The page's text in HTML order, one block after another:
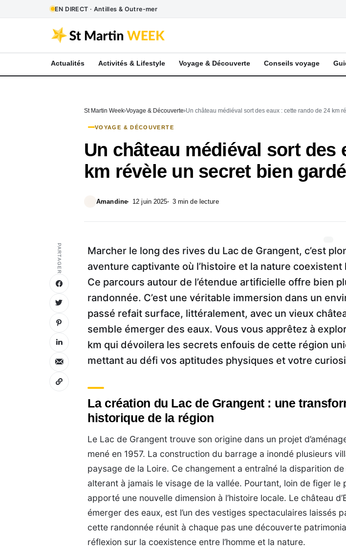
EN DIRECT · Antilles & Outre-mer
Actualités Activités & Lifestyle Voyage & Découverte Conseils voyage
St Martin Week Voyage & Découverte Un château médiéval sort des eaux : cette rando de 24 km
VOYAGE & DÉCOUVERTE
Un château médiéval sort des
km révèle un secret bien gardé
Amandine 12 juin 2025 3 min de lecture
PARTAGER
Marcher le long des rives du Lac de Grangent, c’est
aventure captivante où l’histoire et la nature
Ce parcours autour de l’étendue artificielle offre bien
randonnée. C’est une véritable immersion dans un
passé refait surface, littéralement, avec un vieux
semble émerger des eaux. Vous vous apprêtez à
km qui dévoilera les secrets enfouis de cette région
mettant au défi vos aptitudes physiques et votre
La création du Lac de Grangent : une
historique de la région
Le Lac de Grangent trouve son origine dans un projet
mené en 1957. La construction du barrage a inondé plusieurs
paysage de la Loire. Ce changement a entraîné la disparition
alterant à jamais le visage de la vallée. Pourtant, loin de figer le
apporté une nouvelle dimension à l’histoire locale. Le château
émerger des eaux, est l’un des vestiges spectaculaires laissés
cette randonnée réunit à chaque pas une découverte
réflexion sur la coexistence entre l’homme et la nature.